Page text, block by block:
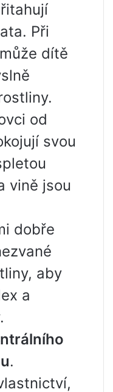
Při
dítě
od
svou
vině jsou
dobře
aby
a
.